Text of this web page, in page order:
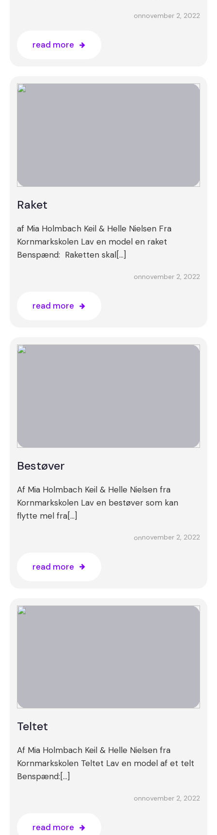
onnovember 2, 2022
read more
Raket
af Mia Holmbach Keil & Helle Nielsen Fra
Kornmarkskolen Lav en model en raket
Benspænd: Raketten skal[…]
onnovember 2, 2022
read more
Bestøver
Af Mia Holmbach Keil & Helle Nielsen fra
Kornmarkskolen Lav en bestøver som kan
flytte mel fra[…]
onnovember 2, 2022
read more
Teltet
Af Mia Holmbach Keil & Helle Nielsen fra
Kornmarkskolen Teltet Lav en model af et telt
Benspænd:[…]
onnovember 2, 2022
read more